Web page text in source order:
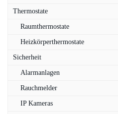
Thermostate
Raumthermostate
Heizkörperthermostate
Sicherheit
Alarmanlagen
Rauchmelder
IP Kameras